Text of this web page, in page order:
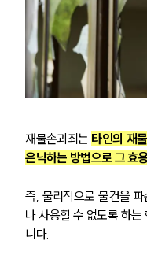
재물손괴죄는 타인의 재
은닉하는 방법으로 그 효
즉, 물리적으로 물건을
나 사용할 수 없도록 하
니다.